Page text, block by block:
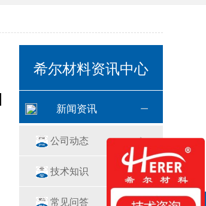
希尔材料资讯中心
新闻资讯
公司动态
技术知识
常见问答